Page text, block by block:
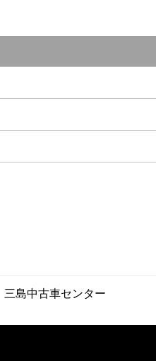
三島中古車センター